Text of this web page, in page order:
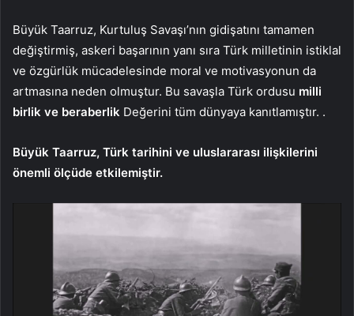
Büyük Taarruz, Kurtuluş Savaşı’nın gidişatını tamamen
değiştirmiş, askeri başarının yanı sıra Türk milletinin istiklal
ve özgürlük mücadelesinde moral ve motivasyonun da
artmasına neden olmuştur. Bu savaşla Türk ordusu milli
birlik ve beraberlik Değerini tüm dünyaya kanıtlamıştır. .
Büyük Taarruz, Türk tarihini ve uluslararası ilişkilerini
önemli ölçüde etkilemiştir.